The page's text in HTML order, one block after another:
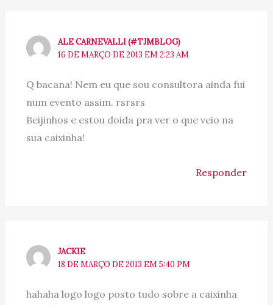
ALE CARNEVALLI (#TJMBLOG)
16 DE MARÇO DE 2013 EM 2:23 AM
Q bacana! Nem eu que sou consultora ainda fui
num evento assim. rsrsrs
Beijinhos e estou doida pra ver o que veio na
sua caixinha!
Responder
JACKIE
18 DE MARÇO DE 2013 EM 5:40 PM
hahaha logo logo posto tudo sobre a caixinha